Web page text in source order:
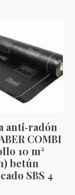
anti‑radón
COMBI
10 m²
betún
SBS 4